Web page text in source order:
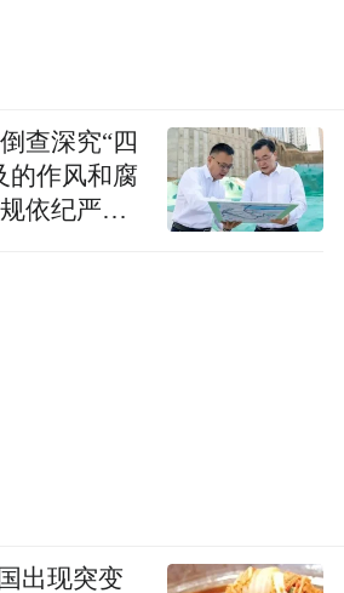
查深究“四
的作风和腐
依纪严肃
出现突变